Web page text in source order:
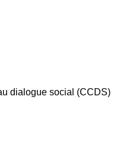
dialogue social (CCDS)